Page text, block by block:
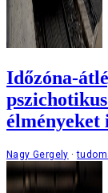
Időzóna-
élményeket
Nagy Gergely